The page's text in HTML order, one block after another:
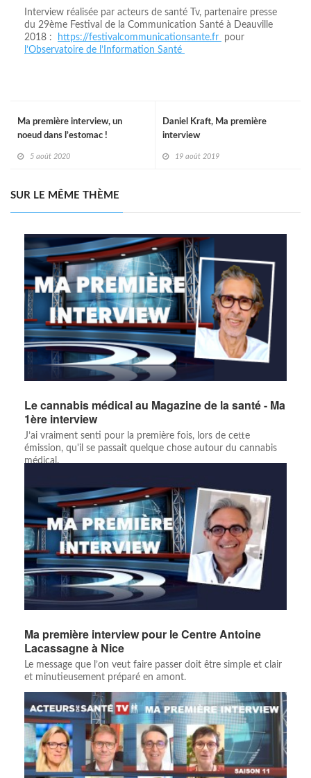
Interview réalisée par acteurs de santé Tv, partenaire presse
du 29ème Festival de la Communication Santé à Deauville
2018 :
https://festivalcommunicationsante.fr
pour
l’Observatoire de l’Information Santé
Daniel Kraft, Ma première
interview
19 août 2019
Ma première interview, un
noeud dans l’estomac !
5 août 2020
SUR LE MÊME THÈME
Le cannabis médical au Magazine de la santé - Ma
1ère interview
J’ai vraiment senti pour la première fois, lors de cette
émission, qu'il se passait quelque chose autour du cannabis
médical.
Ma première interview pour le Centre Antoine
Lacassagne à Nice
Le message que l’on veut faire passer doit être simple et clair
et minutieusement préparé en amont.